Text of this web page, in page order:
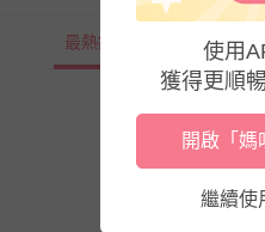
最熱銷 新
使用
獲得更順
開啟「媽
繼續使